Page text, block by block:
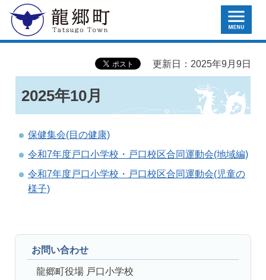
龍郷町 MENU
更新日：2025年9月9日
2025年10月
保健集会(目の健康)
令和7年度戸口小学校・戸口校区合同運動会(地域編)
令和7年度戸口小学校・戸口校区合同運動会(児童の
様子)
お問い合わせ
龍郷町役場 戸口小学校